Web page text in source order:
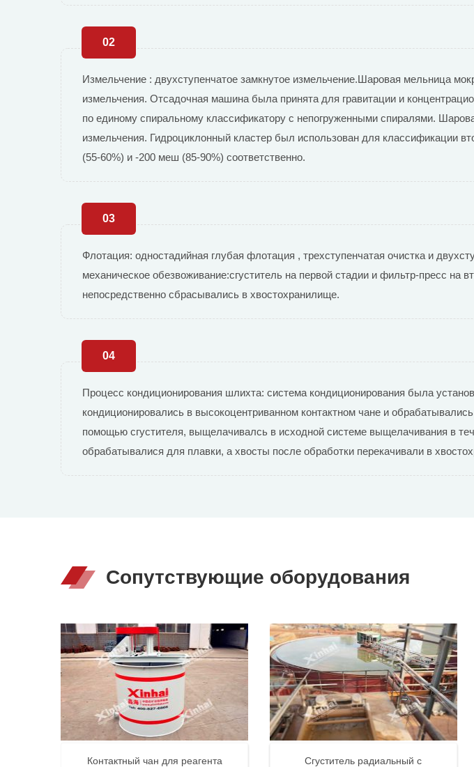
02
Измельчение : двухступенчатое замкнутое измельчение.Шаровая мельница
измельчения. Отсадочная машина была принята для гравитации и
по единому спиральному классификатору с непогруженными спиралями.
измельчения. Гидроциклонный кластер был использован для классификации
(55-60%) и -200 меш (85-90%) соответственно.
03
Флотация: одностадийная глубая флотация , трехступенчатая очистка и
механическое обезвоживание:сгуститель на первой стадии и фильтр-пресс
непосредственно сбрасывались в хвостохранилище.
04
Процесс кондиционирования шлихта: система кондиционирования была
кондиционировались в высокоцентриванном контактном чане и
помощью сгустителя, выщелачивалсь в исходной системе выщелачивания в
обрабатывалися для плавки, а хвосты после обработки перекачивали в
Сопутствующие оборудования
Контактный чан для реагента
Сгуститель радиальный с